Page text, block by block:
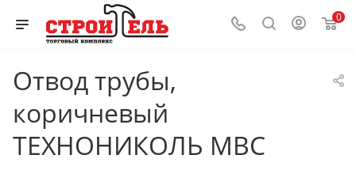
0
Отвод трубы,
коричневый
ТЕХНОНИКОЛЬ МВС